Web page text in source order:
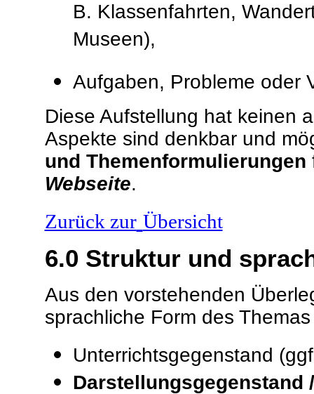
B. Klassenfahrten,
Museen),
Aufgaben, Probleme oder
Diese Aufstellung hat keinen
Aspekte sind denkbar und
und Themenformulierungen
Webseite.
Zurück zur Übersicht
6.0 Struktur und
Aus den vorstehenden
sprachliche Form des
Unterrichtsgegenstand
Darstellungsgegenstand